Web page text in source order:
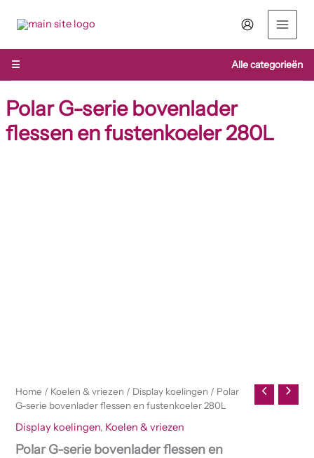
naar
inhoud
☰
Alle categorieën
Polar G-serie bovenlader
flessen en fustenkoeler 280L
Home / Koelen & vriezen / Display koelingen / Polar
G-serie bovenlader flessen en fustenkoeler 280L
Display koelingen, Koelen & vriezen
Polar G-serie bovenlader flessen en